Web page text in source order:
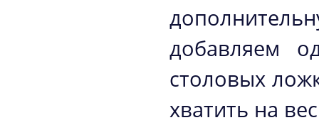
добавляем
столовых
хватить на